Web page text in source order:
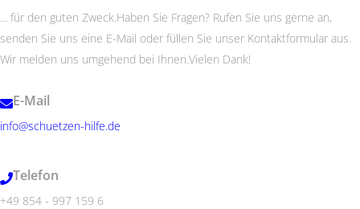
... für den guten Zweck.Haben Sie Fragen? Rufen Sie uns gerne an,
senden Sie uns eine E-Mail oder füllen Sie unser Kontaktformular aus.
Wir melden uns umgehend bei Ihnen.Vielen Dank!
E-Mail
info@schuetzen-hilfe.de
Telefon
+49 854 - 997 159 6